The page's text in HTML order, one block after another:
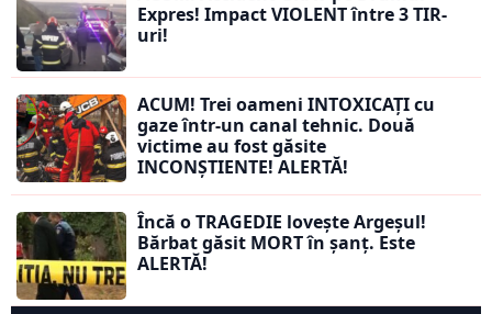
Expres! Impact VIOLENT între 3 TIR-
uri!
ACUM! Trei oameni INTOXICAȚI cu
gaze într-un canal tehnic. Două
victime au fost găsite
INCONȘTIENTE! ALERTĂ!
Încă o TRAGEDIE lovește Argeșul!
Bărbat găsit MORT în șanț. Este
ALERTĂ!